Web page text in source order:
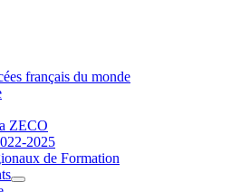
français du monde
ZECO
2025
de Formation